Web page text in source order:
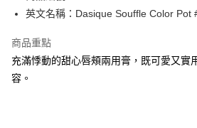
WeChat Pay
BoC Pay
送貨方式
英文名稱：Dasique Souffle Color Pot
商品重點
充滿悸動的甜心唇頰兩用膏，既可愛又實
容。